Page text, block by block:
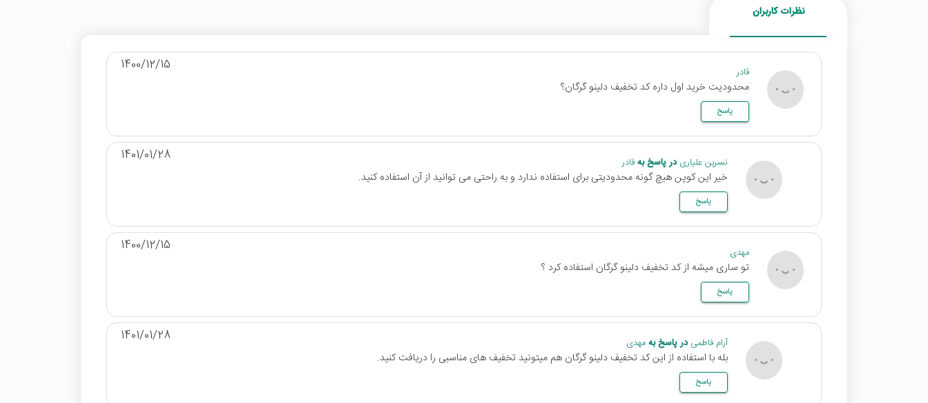
نظرات کاربران
1400/12/15 قادر
محدودیت خرید اول داره کد تخفیف دلینو گرگان؟
پاسخ
1401/01/28 نسرین علیاریدر پاسخ بهقادر
خیر این کوپن هیچ گونه محدودیتی برای استفاده ندارد و به راحتی می توانید از آن استفاده کنید.
پاسخ
1400/12/15 مهدی
تو ساری میشه از کد تخفیف دلینو گرگان استفاده کرد ؟
پاسخ
1401/01/28 آرام فاطمیدر پاسخ بهمهدی
بله با استفاده از این کد تخفیف دلینو گرگان هم میتونید تخفیف های مناسبی را دریافت کنید.
پاسخ